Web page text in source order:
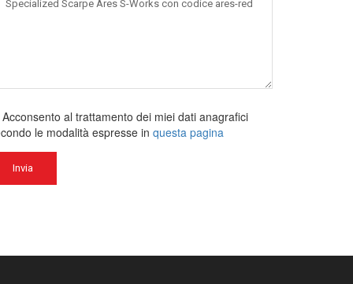
Acconsento al trattamento dei miei dati anagrafici
le modalità espresse in questa pagina